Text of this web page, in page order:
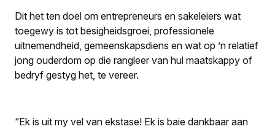
Dit het ten doel om entrepreneurs en sakeleiers wat
toegewy is tot besigheidsgroei, professionele
uitnemendheid, gemeenskapsdiens en wat op ’n relatief
jong ouderdom op die rangleer van hul maatskappy of
bedryf gestyg het, te vereer.
“Ek is uit my vel van ekstase! Ek is baie dankbaar aan